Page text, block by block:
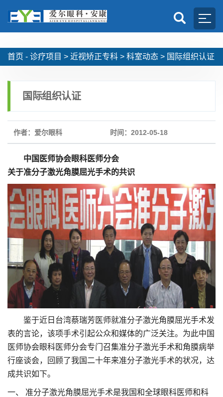
首页 - 诊疗项目 > 近视矫正专科 > 科室动态 > 国际组织认证
国际组织认证
作者：爱尔眼科 时间：2012-05-18
中国医师协会眼科医师分会
关于准分子激光角膜屈光手术的共识
鉴于近日台湾蔡瑞芳医师就准分子激光角膜屈光手术发
表的言论，该项手术引起公众和媒体的广泛关注。为此中国
医师协会眼科医师分会专门召集准分子激光手术和角膜病举
行座谈会，回顾了我国二十年来准分子激光手术的状况，达
成共识如下。
一、 准分子激光角膜屈光手术是我国和全球眼科医师和科